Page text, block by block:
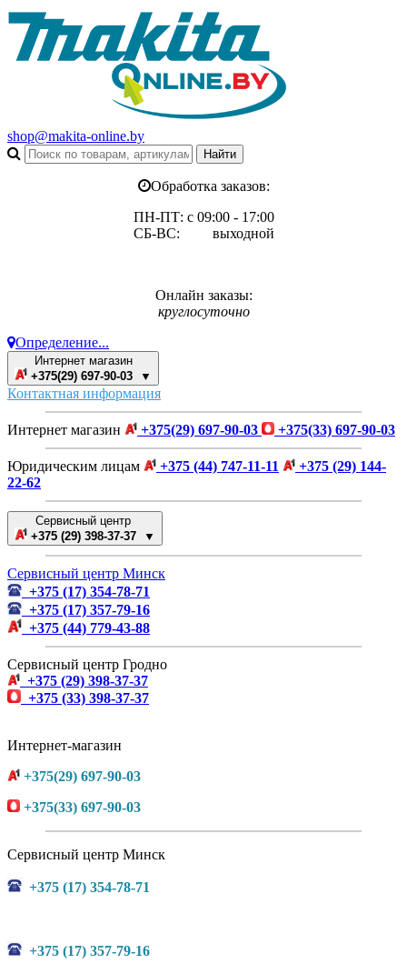
shop@makita-online.by
Обработка заказов:
ПН-ПТ: с 09:00 - 17:00
СБ-ВС: выходной
Онлайн заказы:
круглосуточно
Определение...
Интернет магазин
+375(29) 697-90-03 ▼
Контактная информация
Интернет магазин +375(29) 697-90-03 +375(33) 697-90-03
Юридическим лицам +375 (44) 747-11-11
+375 (29) 144-
22-62
Сервисный центр
+375 (29) 398-37-37 ▼
Сервисный центр Минск
+375 (17) 354-78-71
+375 (17) 357-79-16
+375 (44) 779-43-88
Сервисный центр Гродно
+375 (29) 398-37-37
+375 (33) 398-37-37
Интернет-магазин
+375(29) 697-90-03
+375(33) 697-90-03
Сервисный центр Минск
+375 (17) 354-78-71
+375 (17) 357-79-16